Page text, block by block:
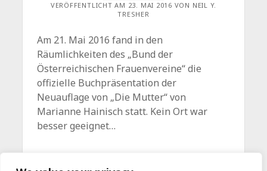
VERÖFFENTLICHT AM 23. MAI 2016 VON NEIL Y.
TRESHER
Am 21. Mai 2016 fand in den
Räumlichkeiten des „Bund der
Österreichischen Frauenvereine“ die
offizielle Buchpräsentation der
Neuauflage von „Die Mutter“ von
Marianne Hainisch statt. Kein Ort war
besser geeignet…